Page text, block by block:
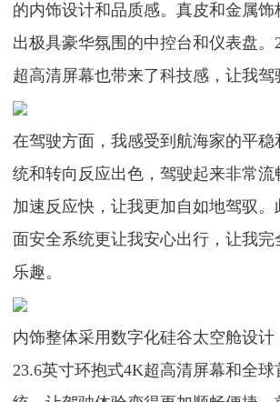
的内饰设计和品质感。真皮和金属饰
出极具豪华氛围的中控台和仪表盘。
超高清屏幕也带来了科技感，让我驾
在驾驶方面，我感受到航海家的平
统和转向反应出色，驾驶起来非常流
加速反应快，让我更加自如地驾驭。
面安全系统更让我安心出行，让我完
乐趣。
内饰整体采用数字化硅谷太空舱设计
23.6英寸环抱式4K超高清屏幕和全